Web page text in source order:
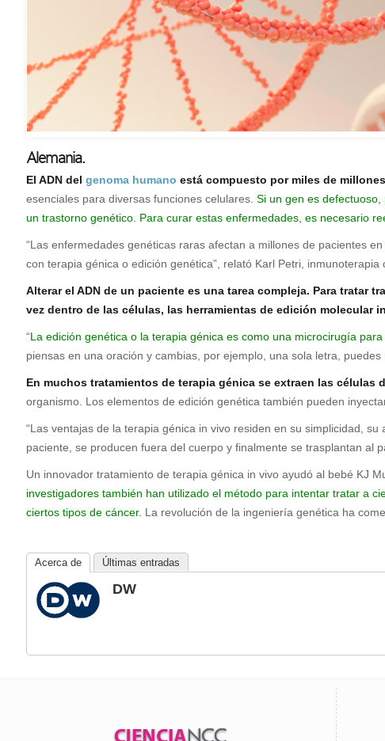
Alemania.
El ADN del genoma humano está compuesto por miles de
esenciales para diversas funciones celulares. Si un gen es
un trastorno genético. Para curar estas enfermedades, es necesario
“Las enfermedades genéticas raras afectan a millones de pacientes
con terapia génica o edición genética”, relató Karl Petri, inmunoterapia
Alterar el ADN de un paciente es una tarea compleja. Para
vez dentro de las células, las herramientas de edición molecular
“La edición genética o la terapia génica es como una microcirugía
piensas en una oración y cambias, por ejemplo, una sola letra,
En muchos tratamientos de terapia génica se extraen las
organismo. Los elementos de edición genética también pueden
“Las ventajas de la terapia génica in vivo residen en su simplicidad,
paciente, se producen fuera del cuerpo y finalmente se trasplantan al
Un innovador tratamiento de terapia génica in vivo ayudó al bebé KJ
investigadores también han utilizado el método para intentar tratar a
ciertos tipos de cáncer. La revolución de la ingeniería genética ha
Acerca de Últimas entradas
DW